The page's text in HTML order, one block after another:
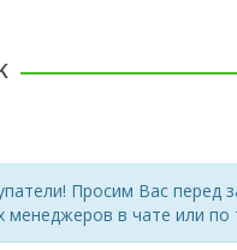
Просим Вас перед
менеджеров в чате или по